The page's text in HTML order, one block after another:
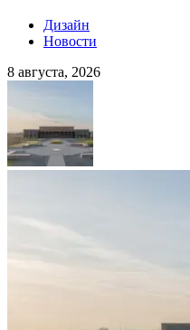
Дизайн
Новости
8 августа, 2026